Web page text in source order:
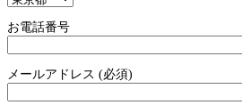
お電話番号
メールアドレス (必須)